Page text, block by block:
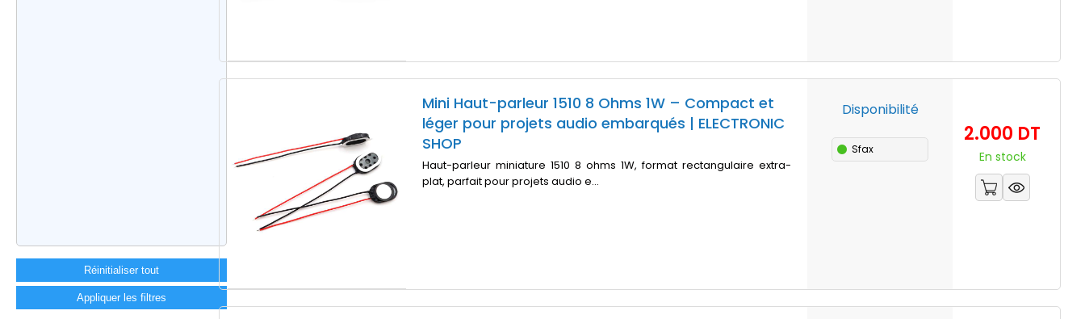
Réinitialiser tout
Appliquer les filtres
Mini Haut-parleur 1510 8 Ohms 1W – Compact et
léger pour projets audio embarqués | ELECTRONIC
SHOP
Haut-parleur miniature 1510 8 ohms 1W, format rectangulaire extra-
plat, parfait pour projets audio e...
Disponibilité
Sfax
2.000 DT
En stock